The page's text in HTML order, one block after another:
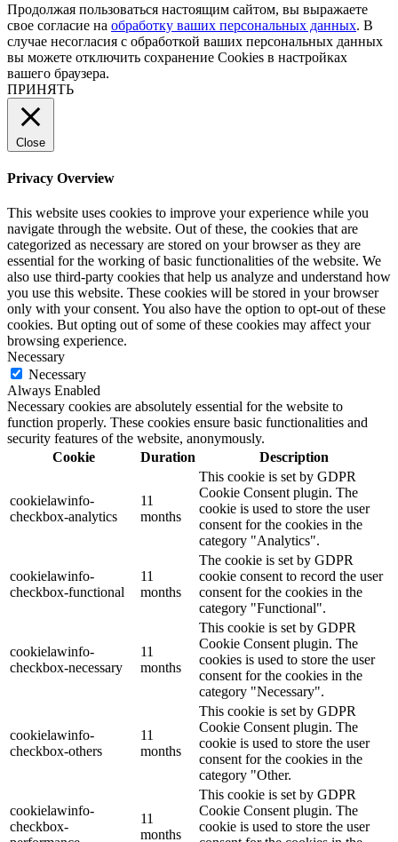
Продолжая пользоваться настоящим сайтом, вы выражаете
свое согласие на обработку ваших персональных данных. В
случае несогласия с обработкой ваших персональных данных
вы можете отключить сохранение Cookies в настройках
вашего браузера.
ПРИНЯТЬ
Close
Privacy Overview
This website uses cookies to improve your experience while you
navigate through the website. Out of these, the cookies that are
categorized as necessary are stored on your browser as they are
essential for the working of basic functionalities of the website. We
also use third-party cookies that help us analyze and understand how
you use this website. These cookies will be stored in your browser
only with your consent. You also have the option to opt-out of these
cookies. But opting out of some of these cookies may affect your
browsing experience.
Necessary
Necessary
Always Enabled
Necessary cookies are absolutely essential for the website to
function properly. These cookies ensure basic functionalities and
security features of the website, anonymously.
Cookie
Duration Description
cookielawinfo-
checkbox-analytics
11
months
This cookie is set by GDPR
Cookie Consent plugin. The
cookie is used to store the user
consent for the cookies in the
category "Analytics".
cookielawinfo-
checkbox-functional
11
months
The cookie is set by GDPR
cookie consent to record the user
consent for the cookies in the
category "Functional".
cookielawinfo-
checkbox-necessary
11
months
This cookie is set by GDPR
Cookie Consent plugin. The
cookies is used to store the user
consent for the cookies in the
category "Necessary".
cookielawinfo-
checkbox-others
11
months
This cookie is set by GDPR
Cookie Consent plugin. The
cookie is used to store the user
consent for the cookies in the
category "Other.
cookielawinfo-
checkbox-
11
months
This cookie is set by GDPR
Cookie Consent plugin. The
cookie is used to store the user